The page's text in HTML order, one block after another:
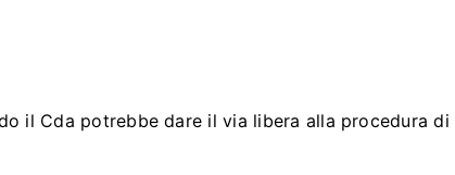
il Cda potrebbe dare il via libera alla procedura